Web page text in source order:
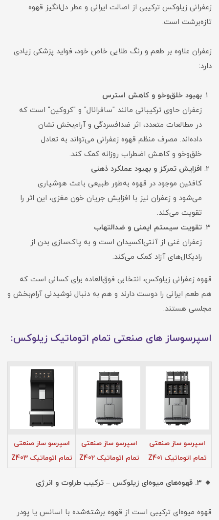
زعفرانی زیلوکس ترکیبی از اصالت ایرانی و عطر دل‌انگیز قهوه
تازه‌برشت است.
زعفران علاوه بر طعم و رنگ طلایی خاص خود، فواید پزشکی زیادی
دارد:
بهبود خلق‌و‌خو و کاهش استرس
زعفران حاوی ترکیباتی مانند "سافرانال" و "کروکین" است که
در مطالعات متعدد، اثر ضدافسردگی و آرام‌بخش نشان
داده‌اند. مصرف منظم قهوه زعفرانی می‌تواند به تعادل
خلق‌و‌خو و کاهش اضطراب روزانه کمک کند.
افزایش تمرکز و بهبود عملکرد ذهنی
کافئین موجود در قهوه به‌طور طبیعی باعث هوشیاری
می‌شود و زعفران نیز با افزایش جریان خون مغزی، این اثر را
تقویت می‌کند.
تقویت سیستم ایمنی و ضدالتهاب
زعفران غنی از آنتی‌اکسیدان است و به پاک‌سازی بدن از
رادیکال‌های آزاد کمک می‌کند.
قهوه زعفرانی زیلوکس، انتخابی فوق‌العاده برای کسانی است که
هم طعم ایرانی را دوست دارند و هم به دنبال نوشیدنی آرام‌بخش و
مجلسی هستند.
اسپرسوساز های صنعتی تمام اتوماتیک زیلوکس:
اسپرسو ساز صنعتی
تمام اتوماتیک Z401
اسپرسو ساز صنعتی
تمام اتوماتیک Z402
اسپرسو ساز صنعتی
تمام اتوماتیک Z403
🔸 ۳. قهوه‌های میوه‌ای زیلوکس – ترکیب طراوت و انرژی
قهوه میوه‌ای ترکیبی است از قهوه برشته‌شده با اسانس یا پودر